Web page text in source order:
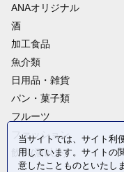
ANAオリジナル
酒
加工食品
魚介類
日用品・雑貨
パン・菓子類
フルーツ
ファッション
飲料(酒以外)
当サイトでは、サイト利
用しています。サイトの
意したことものといたし